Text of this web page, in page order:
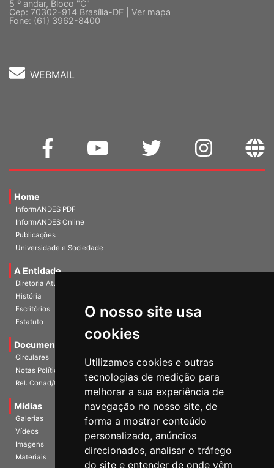
O nosso site usa
cookies
Utilizamos cookies e outras
tecnologias de medição para
melhorar a sua experiência de
navegação no nosso site, de
forma a mostrar conteúdo
personalizado, anúncios
direcionados, analisar o tráfego
do site e entender de onde vêm
5 º andar, Bloco "C"
Cep: 70302-914 Brasília-DF | Ver mapa
Fone: (61) 3962-8400
WEBMAIL
Home
InformANDES PDF
InformANDES Online
Publicações
Universidade e Sociedade
A Entidade
Diretoria Atual
História
Escritórios
Estatuto
Documentos
Circulares
Notas Políticas
Rel. Conad/Congresso
Mídias
Galerias
Vídeos
Imagens
Materiais